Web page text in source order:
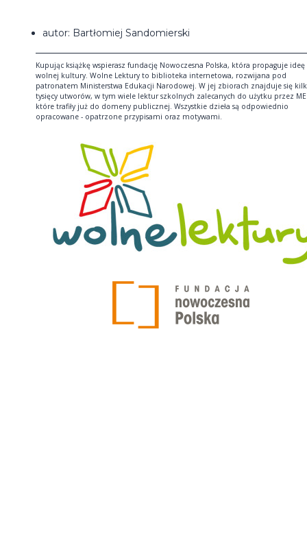
autor: Bartłomiej Sandomierski
Kupując książkę wspierasz fundację Nowoczesna Polska, która propaguje ideę
wolnej kultury. Wolne Lektury to biblioteka internetowa, rozwijana pod
patronatem Ministerstwa Edukacji Narodowej. W jej zbiorach znajduje się
tysięcy utworów, w tym wiele lektur szkolnych zalecanych do użytku przez
które trafiły już do domeny publicznej. Wszystkie dzieła są odpowiednio
opracowane - opatrzone przypisami oraz motywami.